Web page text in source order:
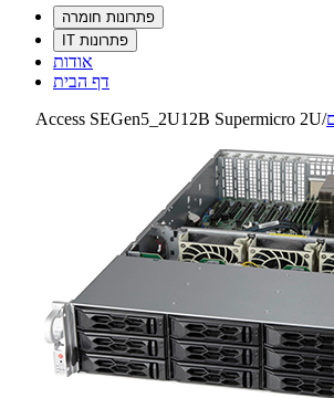
פתרונות חומרה
פתרונות IT
אודות
דף הבית
/
Access SEGen5_2U12B Supermicro 2U